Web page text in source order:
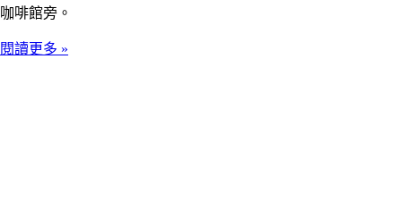
咖啡館旁。
閱讀更多 »